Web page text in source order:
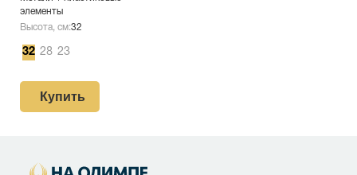
элементы
Высота, см:32
32 28 23
Купить